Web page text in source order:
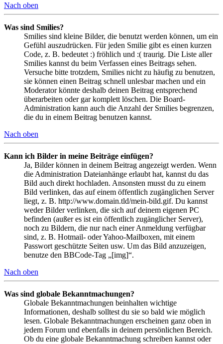
Nach oben
Was sind Smilies?
Smilies sind kleine Bilder, die benutzt werden können, um ein
Gefühl auszudrücken. Für jeden Smilie gibt es einen kurzen
Code, z. B. bedeutet :) fröhlich und :( traurig. Die Liste aller
Smilies kannst du beim Verfassen eines Beitrags sehen.
Versuche bitte trotzdem, Smilies nicht zu häufig zu benutzen,
sie können einen Beitrag schnell unlesbar machen und ein
Moderator könnte deshalb deinen Beitrag entsprechend
überarbeiten oder gar komplett löschen. Die Board-
Administration kann auch die Anzahl der Smilies begrenzen,
die du in einem Beitrag benutzen kannst.
Nach oben
Kann ich Bilder in meine Beiträge einfügen?
Ja, Bilder können in deinem Beitrag angezeigt werden. Wenn
die Administration Dateianhänge erlaubt hat, kannst du das
Bild auch direkt hochladen. Ansonsten musst du zu einem
Bild verlinken, das auf einem öffentlich zugänglichen Server
liegt, z. B. http://www.domain.tld/mein-bild.gif. Du kannst
weder Bilder verlinken, die sich auf deinem eigenen PC
befinden (außer es ist ein öffentlich zugänglicher Server),
noch zu Bildern, die nur nach einer Anmeldung verfügbar
sind, z. B. Hotmail- oder Yahoo-Mailboxen, mit einem
Passwort geschützte Seiten usw. Um das Bild anzuzeigen,
benutze den BBCode-Tag „[img]“.
Nach oben
Was sind globale Bekanntmachungen?
Globale Bekanntmachungen beinhalten wichtige
Informationen, deshalb solltest du sie so bald wie möglich
lesen. Globale Bekanntmachungen erscheinen ganz oben in
jedem Forum und ebenfalls in deinem persönlichen Bereich.
Ob du eine globale Bekanntmachung schreiben kannst oder